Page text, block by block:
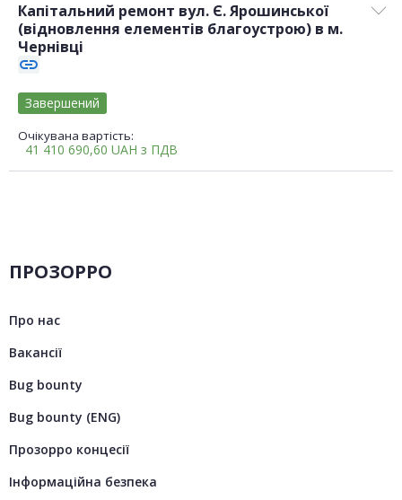
Капітальний ремонт вул. Є. Ярошинської
(відновлення елементів благоустрою) в м.
Чернівці
link
Очікувана вартість:
41 410 690,60 UAH з ПДВ
Завершений
ПРОЗОРРО
Про нас
Вакансії
Bug bounty
Bug bounty (ENG)
Прозорро концесії
Інформаційна безпека